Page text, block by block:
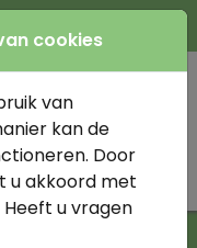
0345 614977
cookies
van
kan de
Door
u akkoord met
u vragen